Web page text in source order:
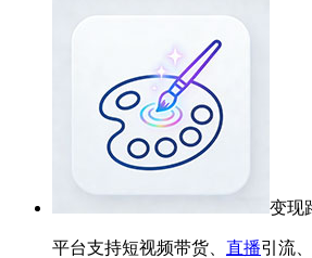
变现
平台支持短视频带货、 直播引流